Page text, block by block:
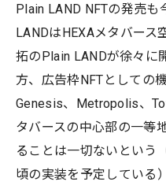
Plain LAND NFTの発売
LANDはHEXAメタバース
拓のPlain LANDが徐々に
方、広告枠NFTとしての
Genesis、Metropolis、
タバースの中心部の一等
ることは一切ないという
頃の実装を予定している